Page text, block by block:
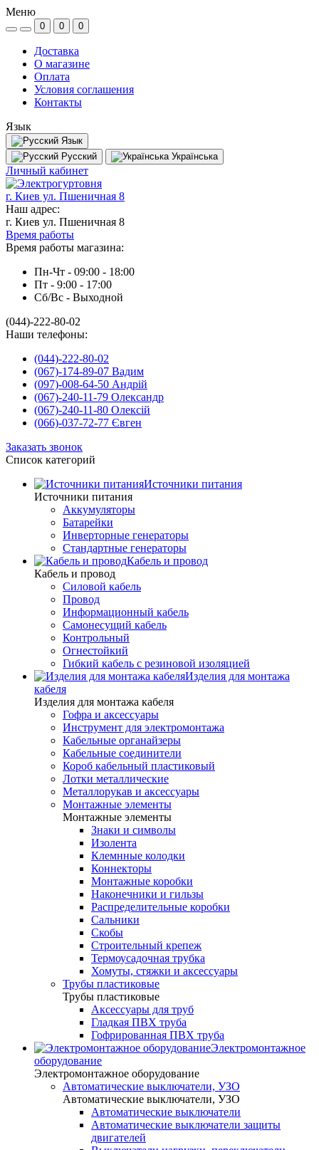
Меню
0 0 0
Доставка
О магазине
Оплата
Условия соглашения
Контакты
Язык
Язык
Русский
Українська
Личный кабинет
г. Киев ул. Пшеничная 8
Наш адрес:
г. Киев ул. Пшеничная 8
Время работы
Время работы магазина:
Пн-Чт - 09:00 - 18:00
Пт - 9:00 - 17:00
Сб/Вс - Выходной
(044)-222-80-02
Наши телефоны:
(044)-222-80-02
(067)-174-89-07 Вадим
(097)-008-64-50 Андрій
(067)-240-11-79 Олександр
(067)-240-11-80 Олексій
(066)-037-72-77 Євген
Заказать звонок
Список категорий
Источники питания
Источники питания
Аккумуляторы
Батарейки
Инверторные генераторы
Стандартные генераторы
Кабель и провод
Кабель и провод
Силовой кабель
Провод
Информационный кабель
Самонесущий кабель
Контрольный
Огнестойкий
Гибкий кабель с резиновой изоляцией
Изделия для монтажа
кабеля
Изделия для монтажа кабеля
Гофра и аксессуары
Инструмент для электромонтажа
Кабельные органайзеры
Кабельные соединители
Короб кабельный пластиковый
Лотки металлические
Металлорукав и аксессуары
Монтажные элементы
Монтажные элементы
Знаки и символы
Изолента
Клемнные колодки
Коннекторы
Монтажные коробки
Наконечники и гильзы
Распределительные коробки
Сальники
Скобы
Строительный крепеж
Термоусадочная трубка
Хомуты, стяжки и аксессуары
Трубы пластиковые
Трубы пластиковые
Аксессуары для труб
Гладкая ПВХ труба
Гофрированная ПВХ труба
Электромонтажное
оборудование
Электромонтажное оборудование
Автоматические выключатели, УЗО
Автоматические выключатели, УЗО
Автоматические выключатели
Автоматические выключатели защиты
двигателей